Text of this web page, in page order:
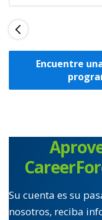
Encuentre
Su cuenta es su
nosotros, reciba